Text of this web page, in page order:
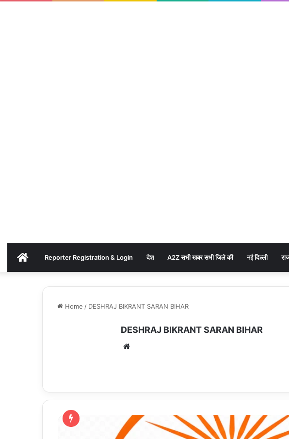
AKHAND
BHARAT
Reporter Registration & Login देश A2Z सभी खबर सभी जिले की नई दिल्ली
Home / DESHRAJ BIKRANT SARAN BIHAR
DESHRAJ BIKRANT SARAN BIHAR